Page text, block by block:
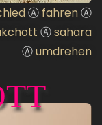
Ⓐ fahrenⒶ
Ⓐsahara
Ⓐumdrehen